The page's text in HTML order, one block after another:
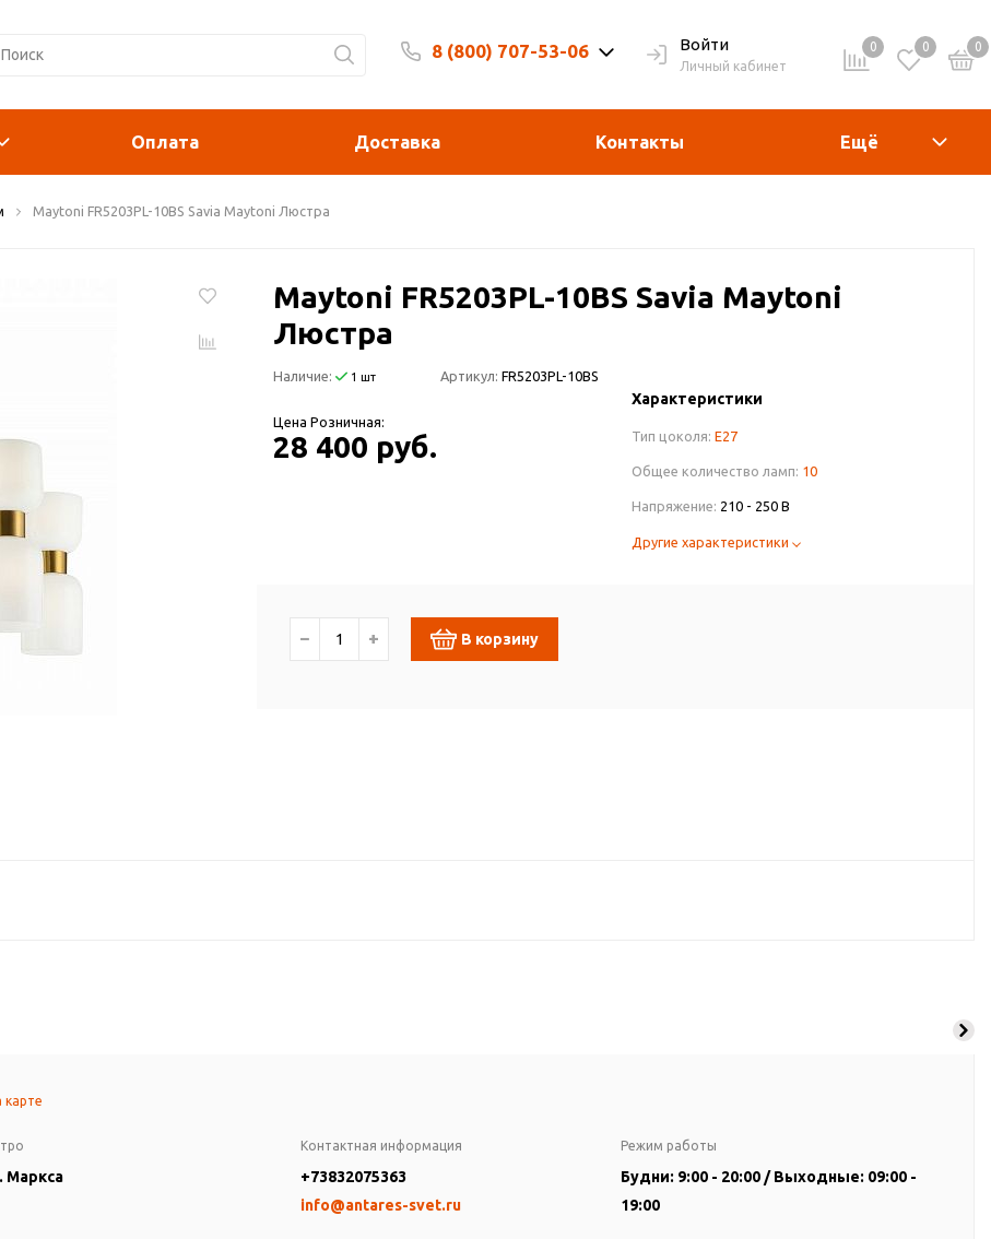
8 (800) 707-53-06 Войти
Личный кабинет
0 0 0
Оплата Доставка Контакты Ещё
Maytoni FR5203PL-10BS Savia Maytoni Люстра
Maytoni FR5203PL-10BS Savia Maytoni
Люстра
Наличие: 1 шт Артикул: FR5203PL-10BS
Цена Розничная:
28 400 руб.
Характеристики
Тип цоколя: E27
Общее количество ламп: 10
Напряжение: 210 - 250 В
Другие характеристики
− + В корзину
карте
Маркса
Контактная информация
+73832075363
info@antares-svet.ru
Режим работы
Будни: 9:00 - 20:00 / Выходные: 09:00 -
19:00